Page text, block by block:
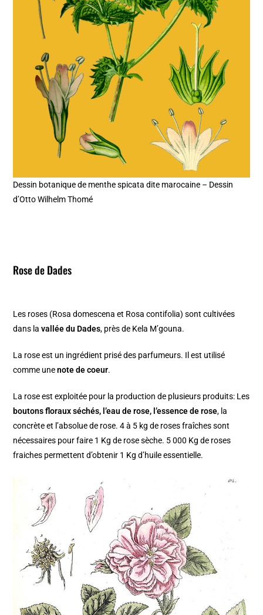
Dessin botanique de menthe spicata dite marocaine – Dessin
d’Otto Wilhelm Thomé
Rose de Dades
Les roses (Rosa domescena et Rosa contifolia) sont cultivées
dans lavallée du Dades, près de Kela M’gouna.
La rose est un ingrédient prisé des parfumeurs. Il est utilisé
comme unenote de coeur.
La rose est exploitée pour la production de plusieurs produits: Les
boutons floraux séchés, l’eau de rose, l’essence de rose, la
concrète et l’absolue de rose. 4 à 5 kg de roses fraîches sont
nécessaires pour faire 1 Kg de rose sèche. 5 000 Kg de roses
fraiches permettent d’obtenir 1 Kg d’huile essentielle.